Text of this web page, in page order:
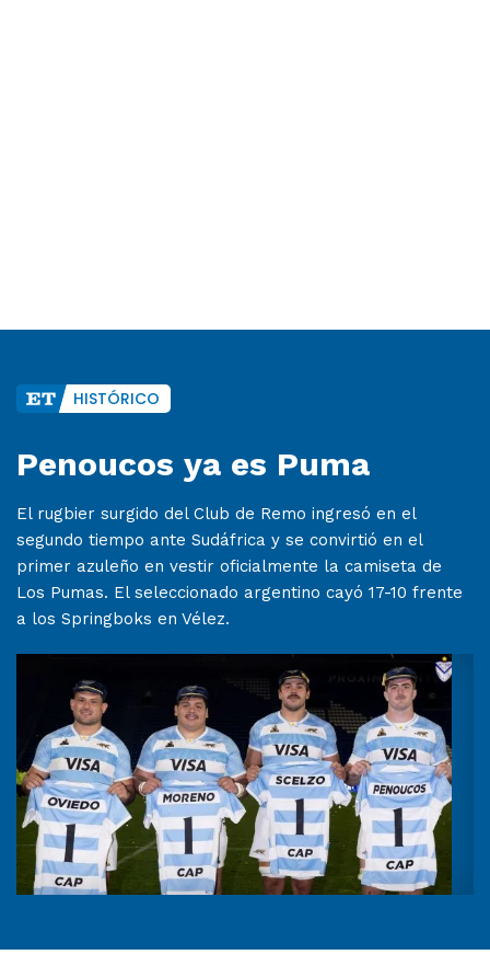
HISTÓRICO
Penoucos ya es Puma
El rugbier surgido del Club de Remo ingresó en el
segundo tiempo ante Sudáfrica y se convirtió en el
primer azuleño en vestir oficialmente la camiseta de
Los Pumas. El seleccionado argentino cayó 17-10 frente
a los Springboks en Vélez.